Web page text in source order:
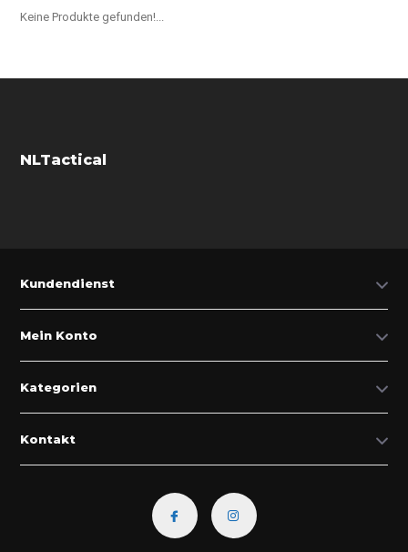
Keine Produkte gefunden!...
NLTactical
Kundendienst
Mein Konto
Kategorien
Kontakt